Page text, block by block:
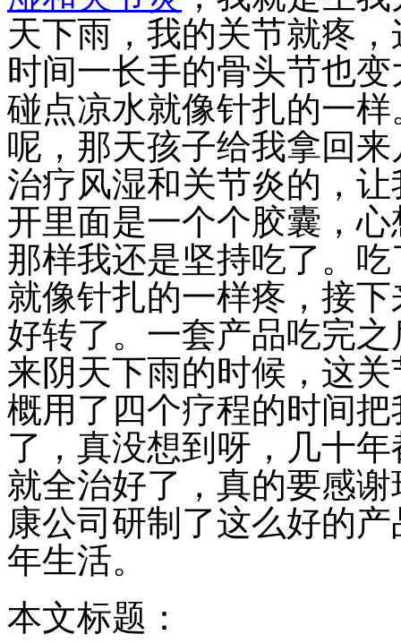
天下雨，我的关节就疼
时间一长手的骨头节也
碰点凉水就像针扎的一
呢，那天孩子给我拿回
治疗风湿和关节炎的，
开里面是一个个胶囊，
那样我还是坚持吃了。
就像针扎的一样疼，接
好转了。一套产品吃完
来阴天下雨的时候，这
概用了四个疗程的时间
了，真没想到呀，几十
就全治好了，真的要感
康公司研制了这么好的
年生活。
本文标题：